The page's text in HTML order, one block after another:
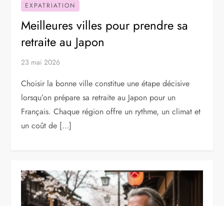
EXPATRIATION
Meilleures villes pour prendre sa
retraite au Japon
23 mai 2026
Choisir la bonne ville constitue une étape décisive
lorsqu’on prépare sa retraite au Japon pour un
Français. Chaque région offre un rythme, un climat et
un coût de […]